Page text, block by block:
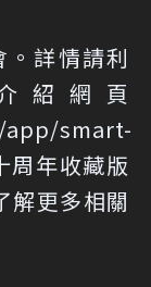
詳情請利
紹網頁
smart-
周年收藏版
解更多相關